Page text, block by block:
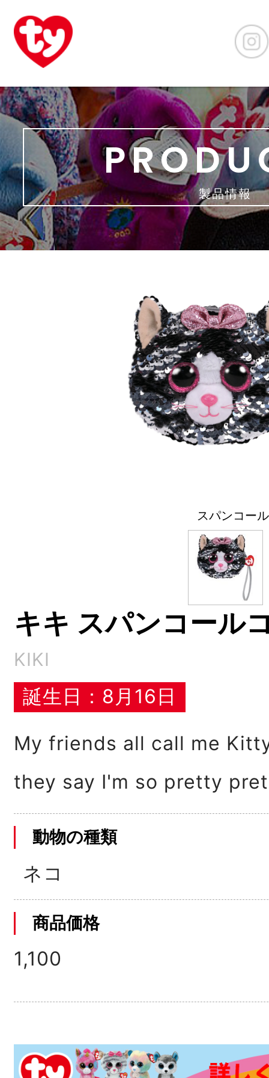
製品情報
スパンコー
キキ スパンコール
KIKI
誕生日：8月16日
My friends all call me
they say I'm so pretty
動物の種類
ネコ
商品価格
1,100